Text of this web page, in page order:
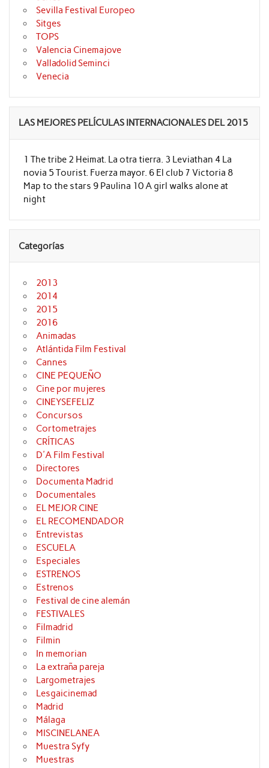
Sevilla Festival Europeo
Sitges
TOPS
Valencia Cinemajove
Valladolid Seminci
Venecia
LAS MEJORES PELÍCULAS INTERNACIONALES DEL 2015
1 The tribe 2 Heimat. La otra tierra. 3 Leviathan 4 La
novia 5 Tourist. Fuerza mayor. 6 El club 7 Victoria 8
Map to the stars 9 Paulina 10 A girl walks alone at
night
Categorías
2013
2014
2015
2016
Animadas
Atlántida Film Festival
Cannes
CINE PEQUEÑO
Cine por mujeres
CINEYSEFELIZ
Concursos
Cortometrajes
CRÍTICAS
D'A Film Festival
Directores
Documenta Madrid
Documentales
EL MEJOR CINE
EL RECOMENDADOR
Entrevistas
ESCUELA
Especiales
ESTRENOS
Estrenos
Festival de cine alemán
FESTIVALES
Filmadrid
Filmin
In memorian
La extraña pareja
Largometrajes
Lesgaicinemad
Madrid
Málaga
MISCINELANEA
Muestra Syfy
Muestras